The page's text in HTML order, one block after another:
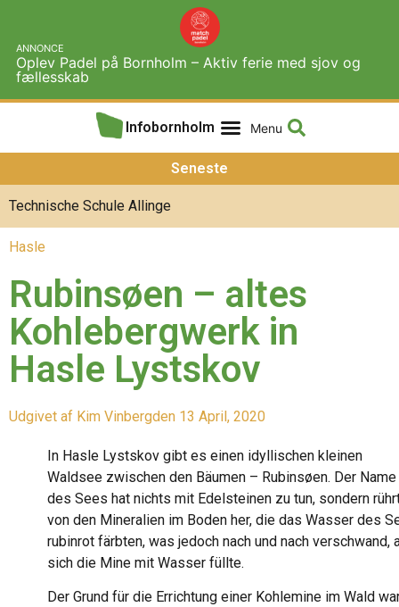
ANNONCE
Oplev Padel på Bornholm – Aktiv ferie med sjov og
fællesskab
Infobornholm
Seneste
Technische Schule Allinge
Hasle
Rubinsøen – altes
Kohlebergwerk in
Hasle Lystskov
Udgivet af Kim Vinbergden 13 April, 2020
In Hasle Lystskov gibt es einen idyllischen kleinen
Waldsee zwischen den Bäumen – Rubinsøen. Der Name
des Sees hat nichts mit Edelsteinen zu tun, sondern
von den Mineralien im Boden her, die das Wasser des
rubinrot färbten, was jedoch nach und nach verschwand,
sich die Mine mit Wasser füllte.
Der Grund für die Errichtung einer Kohlemine im Wald